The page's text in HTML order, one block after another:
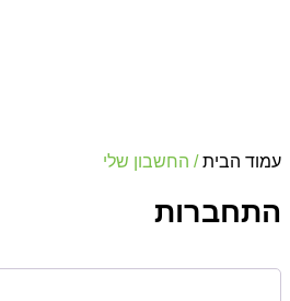
עמוד הבית/ החשבון שלי
התחברות